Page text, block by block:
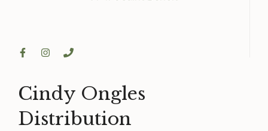
Cindy Ongles
Distribution